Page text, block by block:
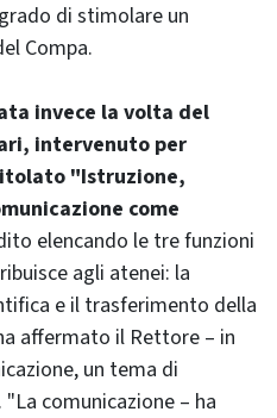
di stimolare un
Compa.
invece la volta del
intervenuto per
"Istruzione,
come
elencando le tre funzioni
agli atenei: la
e il trasferimento della
affermato il Rettore – in
un tema di
comunicazione – ha